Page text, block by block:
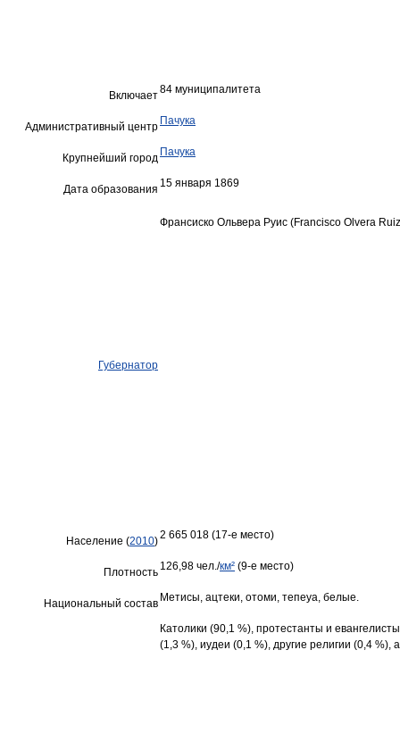
Включает84 муниципалитета
Административный центр Пачука
Крупнейший город Пачука
Дата образования 15 января 1869
Губернатор
Франсиско Ольвера Руис (Francisco Olvera
Население (2010)2 665 018 (17-е место)
Плотность 126,98 чел./км² (9-е место)
Национальный состав Метисы, ацтеки, отоми, тепеуа, белые.
Католики (90,1 %), протестанты и
(1,3 %), иудеи (0,1 %), другие религии (0,4 %),